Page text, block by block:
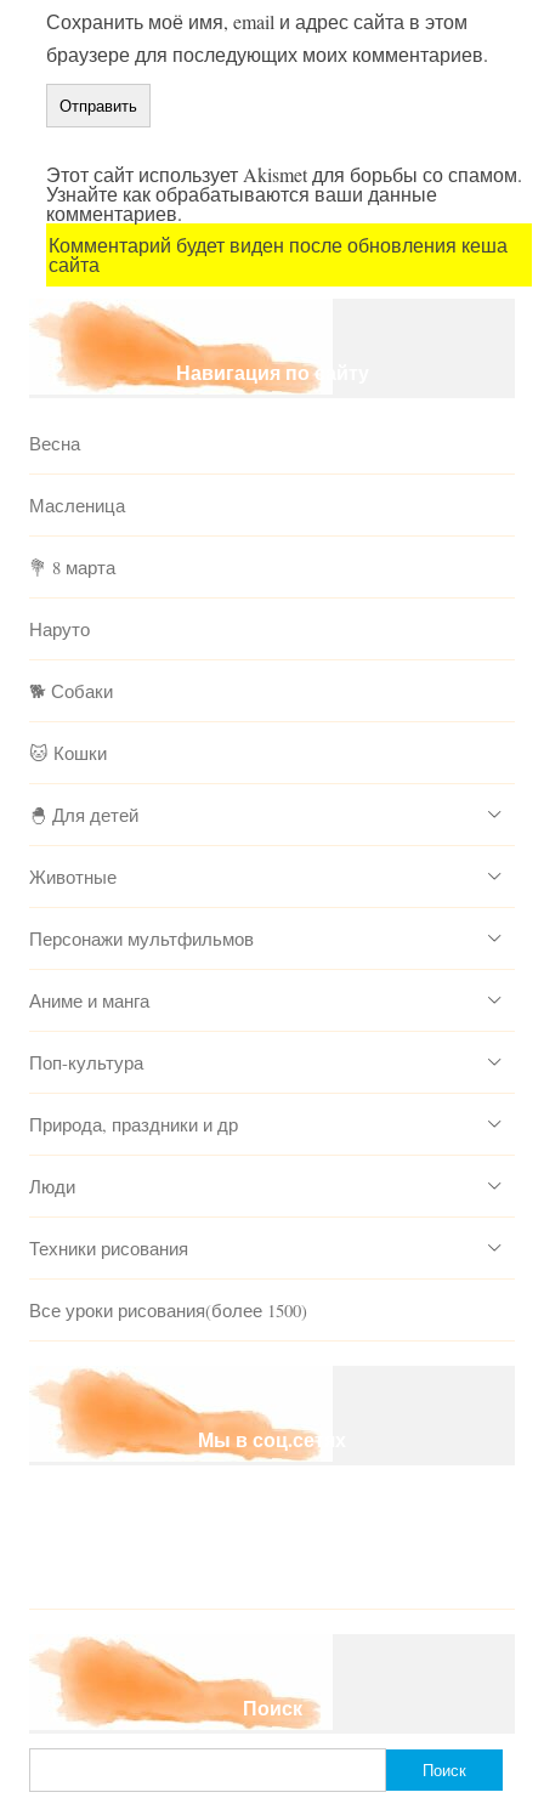
Сохранить моё имя, email и адрес сайта в этом
браузере для последующих моих комментариев.
Этот сайт использует Akismet для борьбы со спамом.
Узнайте как обрабатываются ваши данные
комментариев.
Комментарий будет виден после обновления кеша
сайта
Навигация по сайту
Весна
Масленица
💐 8 марта
Наруто
🐕 Собаки
🐱 Кошки
🐣 Для детей
Животные
Персонажи мультфильмов
Аниме и манга
Поп-культура
Природа, праздники и др
Люди
Техники рисования
Все уроки рисования(более 1500)
Мы в соц.сетях
Поиск